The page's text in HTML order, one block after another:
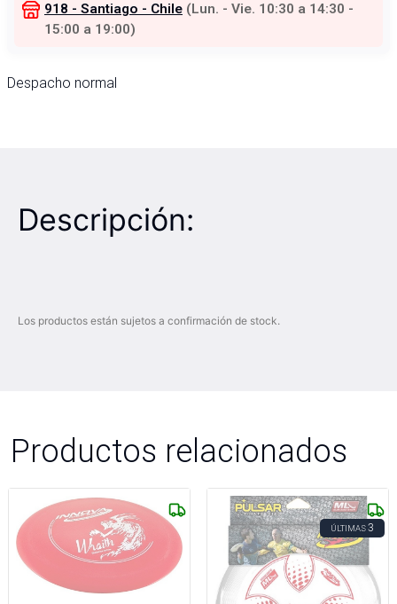
918 - Santiago - Chile (Lun. - Vie. 10:30 a 14:30 -
15:00 a 19:00)
Despacho normal
Descripción:
Los productos están sujetos a confirmación de stock.
Productos relacionados
ÚLTIMAS3